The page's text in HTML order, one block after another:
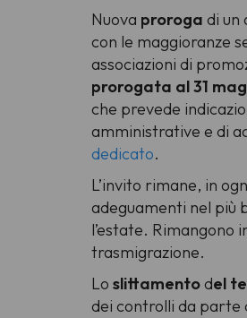
Nuova proroga di un
con le maggioranze
associazioni di
prorogata al 31
che prevede
amministrative e di
dedicato.
L’invito rimane, in
adeguamenti nel più
l’estate.
trasmigrazione.
Lo slittamentodel
dei controlli da parte